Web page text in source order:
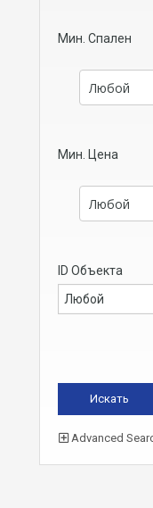
Мин. Спален
Мин. Цена
ID Объекта
Advanced